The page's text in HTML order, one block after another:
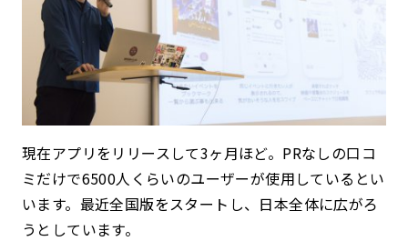
現在アプリをリリースして3ヶ月ほど。PRなしの口コ
ミだけで6500人くらいのユーザーが使用しているとい
います。最近全国版をスタートし、日本全体に広がろ
うとしています。